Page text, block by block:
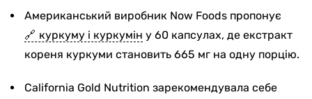
Американський виробник Now Foods пропонує
куркуму і куркумін у 60 капсулах, де екстракт
кореня куркуми становить 665 мг на одну порцію.
California Gold Nutrition зарекомендувала себе